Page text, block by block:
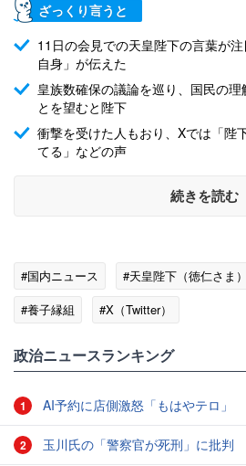
ざっくり言うと
11日の会見での天皇陛下の言葉が
自身」が伝えた
皇族数確保の議論を巡り、国民の
とを望むと陛下
衝撃を受けた人もおり、Xでは「陛
てる」などの声
続きを読む
#国内ニュース #天皇陛下（徳仁さま）
#養子縁組
#X（Twitter）
政治ニュースランキング
1 AI予約に店側激怒「もはやテロ」
2 玉川氏の「警察官が死刑」に批判